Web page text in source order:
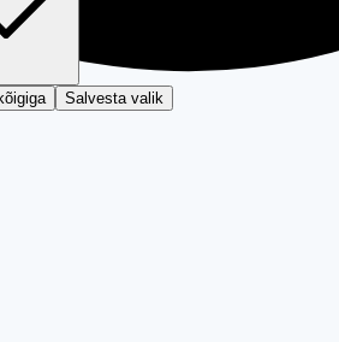
Salvesta valik